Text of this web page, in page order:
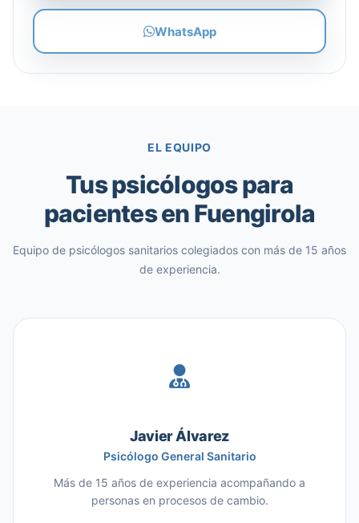
WhatsApp
EL EQUIPO
Tus psicólogos para
pacientes en Fuengirola
Equipo de psicólogos sanitarios colegiados con más de 15 años
de experiencia.
Javier Álvarez
Psicólogo General Sanitario
Más de 15 años de experiencia acompañando a
personas en procesos de cambio.